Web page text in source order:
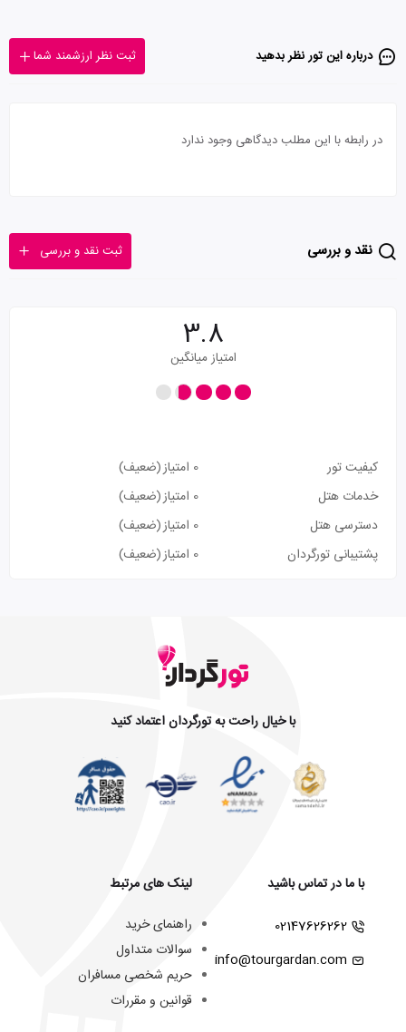
درباره این تور‌ نظر بدهید ثبت نظر ارزشمند شما
در رابطه با این مطلب دیدگاهی وجود ندارد
نقد و بررسی ثبت نقد و بررسی
3.8
امتیاز میانگین
کیفیت تور 0 امتیاز
(ضعیف)
خدمات هتل
0 امتیاز
(ضعیف)
دسترسی هتل
0 امتیاز
(ضعیف)
پشتیبانی تورگردان
0 امتیاز (ضعیف)
با خیال راحت به تورگردان اعتماد کنید
با ما در تماس باشید
02147626262
info@tourgardan.com
لینک های مرتبط
راهنمای خرید
سوالات متداول
حریم شخصی مسافران
قوانین و مقررات